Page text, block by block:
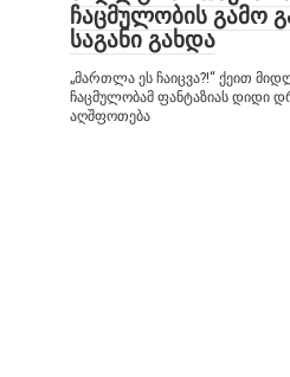
ჩაცმულობის გამო
საგანი გახდა
„მართლა ეს ჩაიცვა?!“ ქეით
ჩაცმულობამ ფანტაზიას დიდი
აღშფოთება